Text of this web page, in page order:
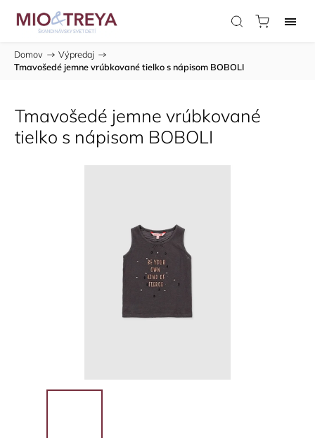
Domov / Výpredaj /
Tmavošedé jemne vrúbkované tielko s nápisom BOBOLI
Tmavošedé jemne vrúbkované
tielko s nápisom BOBOLI